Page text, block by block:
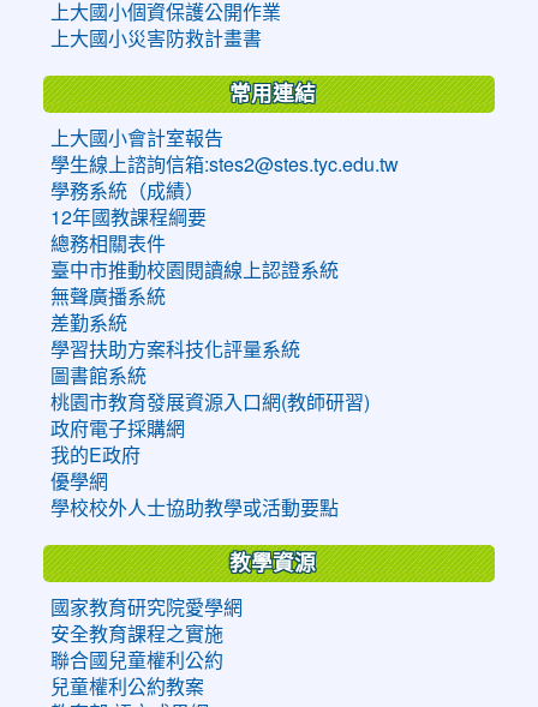
上大國小個資保護公開作業
上大國小災害防救計畫書
常用連結
上大國小會計室報告
學生線上諮詢信箱:stes2@stes.tyc.edu.tw
學務系統（成績）
12年國教課程綱要
總務相關表件
臺中市推動校園閱讀線上認證系統
無聲廣播系統
差勤系統
學習扶助方案科技化評量系統
圖書館系統
桃園市教育發展資源入口網(教師研習)
政府電子採購網
我的E政府
優學網
學校校外人士協助教學或活動要點
教學資源
國家教育研究院愛學網
安全教育課程之實施
聯合國兒童權利公約
兒童權利公約教案